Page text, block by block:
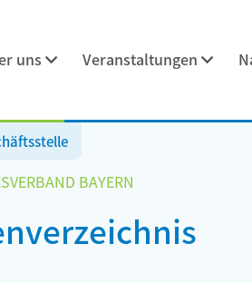
uns Veranstaltungen
BAYERN